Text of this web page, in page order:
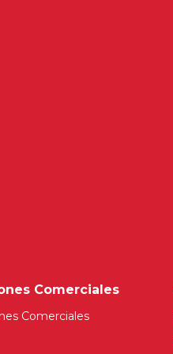
Comerciales
Comerciales